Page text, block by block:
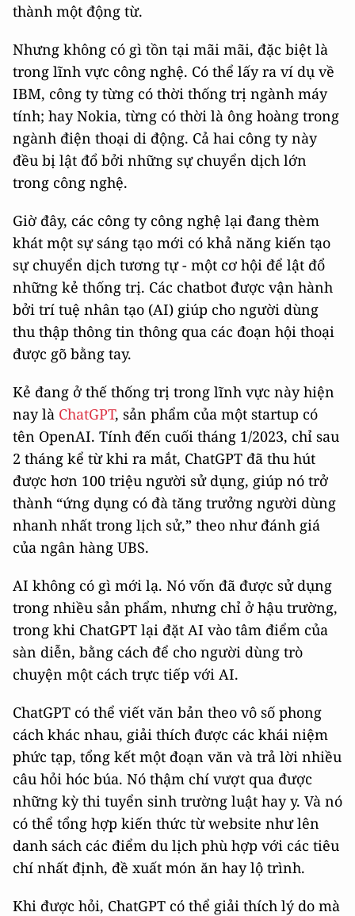
thành một động từ.
Nhưng không có gì tồn tại mãi mãi, đặc biệt là
trong lĩnh vực công nghệ. Có thể lấy ra ví dụ về
IBM, công ty từng có thời thống trị ngành máy
tính; hay Nokia, từng có thời là ông hoàng trong
ngành điện thoại di động. Cả hai công ty này
đều bị lật đổ bởi những sự chuyển dịch lớn
trong công nghệ.
Giờ đây, các công ty công nghệ lại đang thèm
khát một sự sáng tạo mới có khả năng kiến tạo
sự chuyển dịch tương tự - một cơ hội để lật đổ
những kẻ thống trị. Các chatbot được vận hành
bởi trí tuệ nhân tạo (AI) giúp cho người dùng
thu thập thông tin thông qua các đoạn hội thoại
được gõ bằng tay.
Kẻ đang ở thế thống trị trong lĩnh vực này hiện
nay là ChatGPT, sản phẩm của một startup có
tên OpenAI. Tính đến cuối tháng 1/2023, chỉ sau
2 tháng kể từ khi ra mắt, ChatGPT đã thu hút
được hơn 100 triệu người sử dụng, giúp nó trở
thành “ứng dụng có đà tăng trưởng người dùng
nhanh nhất trong lịch sử,” theo như đánh giá
của ngân hàng UBS.
AI không có gì mới lạ. Nó vốn đã được sử dụng
trong nhiều sản phẩm, nhưng chỉ ở hậu trường,
trong khi ChatGPT lại đặt AI vào tâm điểm của
sàn diễn, bằng cách để cho người dùng trò
chuyện một cách trực tiếp với AI.
ChatGPT có thể viết văn bản theo vô số phong
cách khác nhau, giải thích được các khái niệm
phức tạp, tổng kết một đoạn văn và trả lời nhiều
câu hỏi hóc búa. Nó thậm chí vượt qua được
những kỳ thi tuyển sinh trường luật hay y. Và nó
có thể tổng hợp kiến thức từ website như lên
danh sách các điểm du lịch phù hợp với các tiêu
chí nhất định, đề xuất món ăn hay lộ trình.
Khi được hỏi, ChatGPT có thể giải thích lý do mà